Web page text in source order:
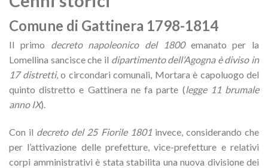
Comune di Gattinera 1798-1814
Il primo decreto napoleonico del 1800emanato per la
Lomellina sancisce che il dipartimento dell’Agogna è diviso in
17 distretti, o circondari comunali, Mortara è capoluogo del
quinto distretto e Gattinera ne fa parte (legge 11 brumale
anno IX).
Con il decreto del 25 Fiorile 1801invece, considerando che
per l’attivazione delle prefetture, vice-prefetture e relativi
corpi amministrativi è stata stabilita una nuova divisione dei